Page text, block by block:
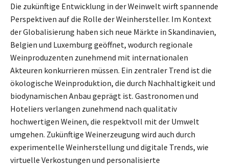
Die zukünftige Entwicklung in der Weinwelt wirft spannende
Perspektiven auf die Rolle der Weinhersteller. Im Kontext
der Globalisierung haben sich neue Märkte in Skandinavien,
Belgien und Luxemburg geöffnet, wodurch regionale
Weinproduzenten zunehmend mit internationalen
Akteuren konkurrieren müssen. Ein zentraler Trend ist die
ökologische Weinproduktion, die durch Nachhaltigkeit und
biodynamischen Anbau geprägt ist. Gastronomen und
Hoteliers verlangen zunehmend nach qualitativ
hochwertigen Weinen, die respektvoll mit der Umwelt
umgehen. Zukünftige Weinerzeugung wird auch durch
experimentelle Weinherstellung und digitale Trends, wie
virtuelle Verkostungen und personalisierte